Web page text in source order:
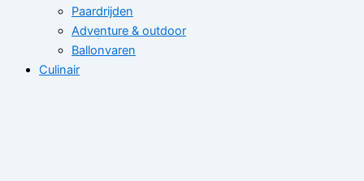
Paardrijden
Adventure & outdoor
Ballonvaren
Culinair